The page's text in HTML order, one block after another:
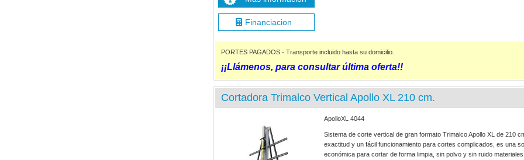
Financiacion
PORTES PAGADOS - Transporte incluido hasta su domicilio.
¡¡Llámenos, para consultar última oferta!!
Cortadora Trimalco Vertical Apollo XL 210 cm.
ApolloXL 4044
Sistema de corte vertical de gran formato Trimalco Apollo XL de 210
exactitud y un fácil funcionamiento para cortes complicados, es una
económica para cortar de forma limpia, sin polvo y sin ruido